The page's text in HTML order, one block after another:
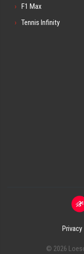
F1 Max
Tennis Infinity
Privacy
© 2026